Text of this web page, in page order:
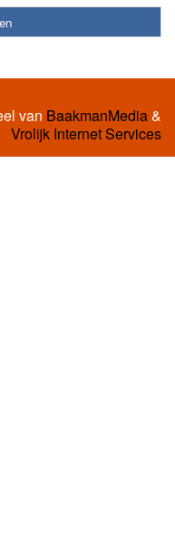
van BaakmanMedia&
Vrolijk Internet Services